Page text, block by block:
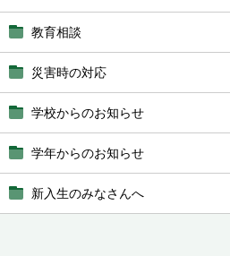
教育相談
災害時の対応
学校からのお知らせ
学年からのお知らせ
新入生のみなさんへ